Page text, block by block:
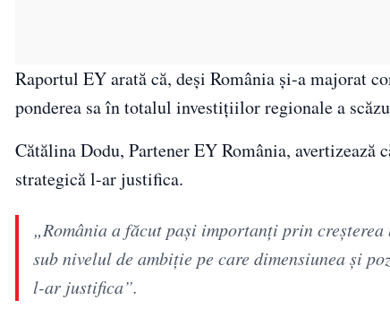
Raportul EY arată că, deși România și-a majorat
ponderea sa în totalul investițiilor regionale a
Cătălina Dodu, Partener EY România, avertizează
strategică l-ar justifica.
„România a făcut pași importanți prin
sub nivelul de ambiție pe care dimensiunea și
l-ar justifica”.